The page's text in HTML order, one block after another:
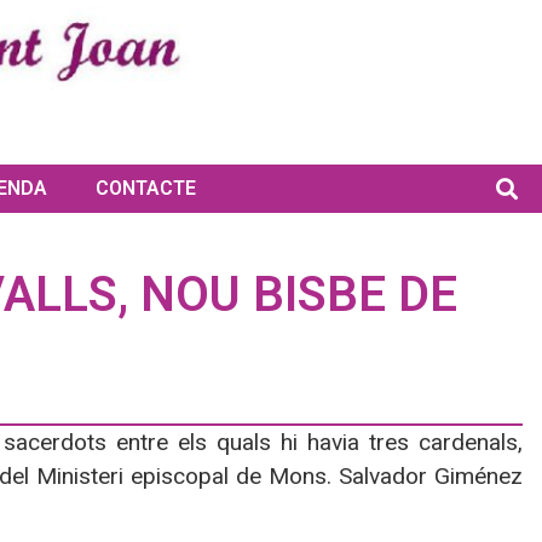
CONTACTE
NOU BISBE DE
entre els quals hi havia tres cardenals,
Ministeri episcopal de Mons. Salvador Giménez